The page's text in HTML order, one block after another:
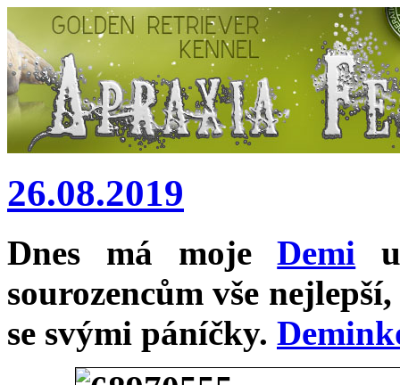
26.08.2019
Dnes má mojeDemi
sourozencům vše
se svými páníčky.